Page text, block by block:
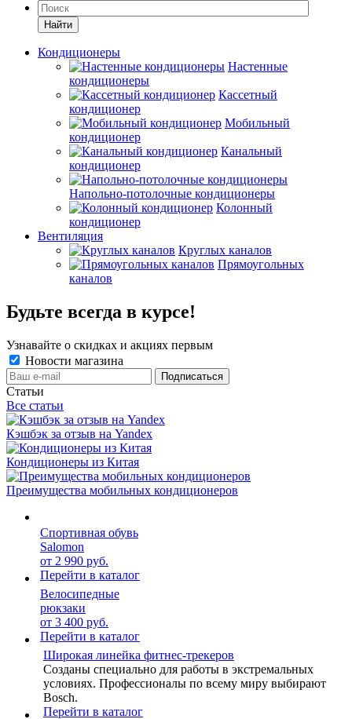
Кондиционеры
Настенные
кондиционеры
Кассетный
кондиционер
Мобильный
кондиционер
Канальный
кондиционер
Напольно-потолочные кондиционеры
Колонный
кондиционер
Вентиляция
Круглых каналов
Прямоугольных
каналов
Будьте всегда в курсе!
Узнавайте о скидках и акциях первым
Новости магазина
Статьи
Все статьи
Кэшбэк за отзыв на Yandex
Кондиционеры из Китая
Преимущества мобильных кондиционеров
Спортивная обувь
Salomon
от 2 990 руб.
Перейти в каталог
Велосипедные
рюкзаки
от 3 400 руб.
Перейти в каталог
Широкая линейка фитнес-трекеров
Созданы специально для работы в экстремальных
условиях. Профессионалы по всему миру выбирают
Bosch.
Перейти в каталог